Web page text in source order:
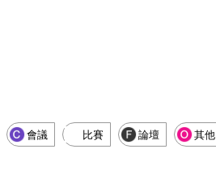
會議 比賽 論壇 其他